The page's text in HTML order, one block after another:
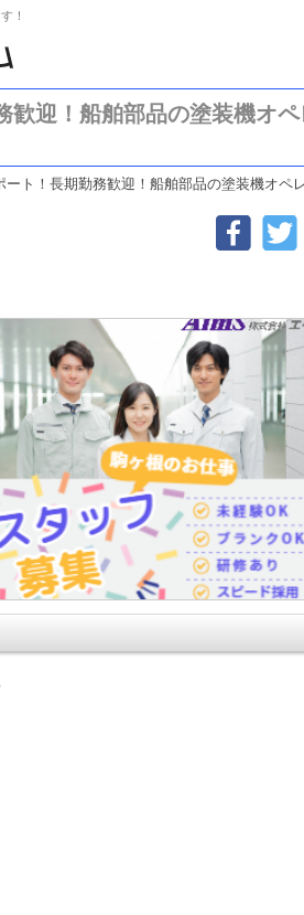
！
歓迎！船舶部品の塗装機オ
ート！長期勤務歓迎！船舶部品の塗装機オ